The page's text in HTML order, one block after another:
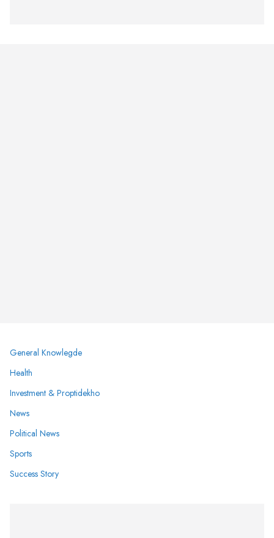
General Knowlegde
Health
Investment & Proptidekho
News
Political News
Sports
Success Story